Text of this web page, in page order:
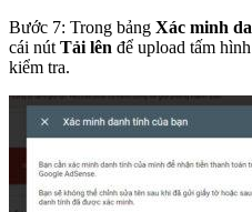
Bước 7: Trong bảng Xác minh
cái nútTải lên để upload tấm
kiểm tra.